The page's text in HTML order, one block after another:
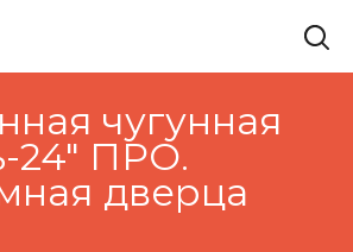
чугунная
24" ПРО.
дверца